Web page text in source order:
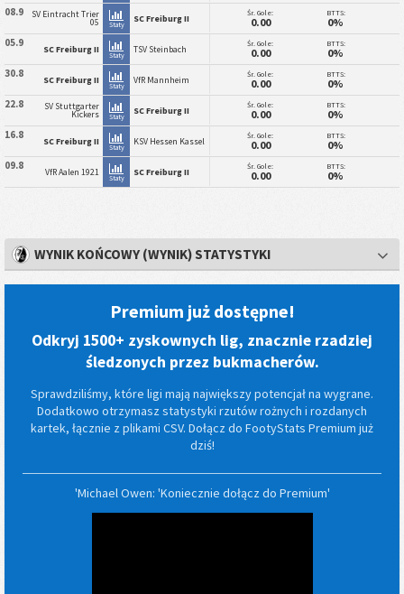
08.9 SV Eintracht Trier
05 Staty
SC Freiburg II Śr. Gole:
0.00
BTTS:
0%
05.9 SC Freiburg II
Staty
TSV Steinbach Śr. Gole:
0.00
BTTS:
0%
30.8 SC Freiburg II
Staty
VfR Mannheim Śr. Gole:
0.00
BTTS:
0%
22.8 SV Stuttgarter
Kickers Staty
SC Freiburg II Śr. Gole:
0.00
BTTS:
0%
16.8 SC Freiburg II
Staty
KSV Hessen Kassel Śr. Gole:
0.00
BTTS:
0%
09.8 VfR Aalen 1921
Staty
SC Freiburg II Śr. Gole:
0.00
BTTS:
0%
WYNIK KOŃCOWY (WYNIK) STATYSTYKI
Premium już dostępne!
Odkryj 1500+ zyskownych lig, znacznie rzadziej
śledzonych przez bukmacherów.
Sprawdziliśmy, które ligi mają największy potencjał na wygrane.
Dodatkowo otrzymasz statystyki rzutów rożnych i rozdanych
kartek, łącznie z plikami CSV. Dołącz do FootyStats Premium już
dziś!
'Michael Owen: 'Koniecznie dołącz do Premium'